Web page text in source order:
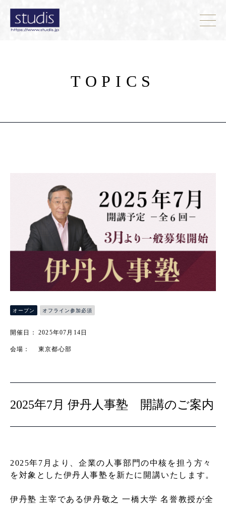
TOPICS
オープン オフライン参加必須
開催日： 2025年07月14日
会場： 東京都心部
2025年7月 伊丹人事塾 開講のご案内
2025年7月より、企業の人事部門の中核を担う方々
を対象とした伊丹人事塾を新たに開講いたします。
伊丹塾 主宰である伊丹敬之 一橋大学 名誉教授が全